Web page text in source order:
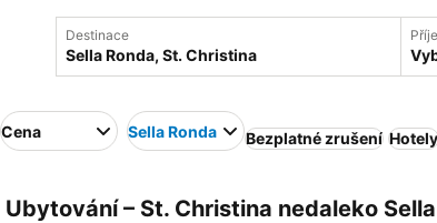
Destinace
Cena Sella Ronda Bezplatné zrušení Hotely
Ubytování – St. Christina nedaleko